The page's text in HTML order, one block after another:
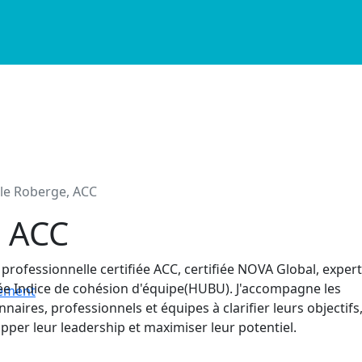
Roberge, ACC
certifiée ACC, certifiée NOVA Global,
Indice de cohésion d'équipe(HUBU). J'accompagne les
professionnels et équipes à clarifier leurs objectifs,
leur leadership et maximiser leur potentiel.